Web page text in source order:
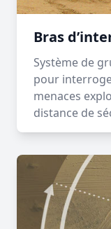
Bras
Système de
pour
menaces
distance de